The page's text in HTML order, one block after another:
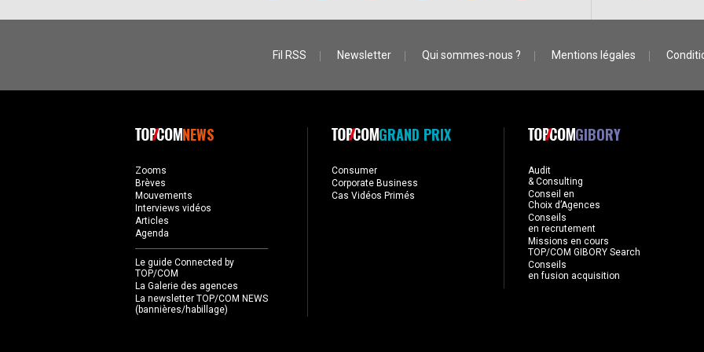
Fil RSS Newsletter Qui sommes-nous ? Mentions légales
NEWS
Zooms
Brèves
Mouvements
Interviews vidéos
Articles
Agenda
Le guide Connected by
TOP/COM
La Galerie des agences
La newsletter TOP/COM NEWS
(bannières/habillage)
GRAND PRIX
Consumer
Corporate Business
Cas Vidéos Primés
GIBORY
Audit
& Consulting
Conseil en
Choix d’Agences
Conseils
en recrutement
Missions en cours
TOP/COM GIBORY Search
Conseils
en fusion acquisition